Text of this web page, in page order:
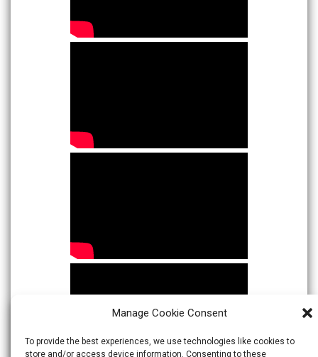
Manage Cookie Consent
To provide the best experiences, we use technologies like cookies to
store and/or access device information. Consenting to these